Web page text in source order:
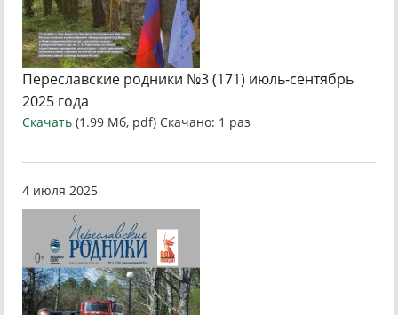
Переславские родники №3 (171) июль-сентябрь
2025 года
Скачать (1.99 Мб, pdf) Скачано: 1 раз
4 июля 2025